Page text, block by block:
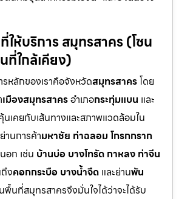
ห้บริการ สมุทรสาคร (โซน
ที่ใกล้เคียง)
หลักของเราคือจังหวัดสมุทรสาครโดย
เมืองสมุทรสาครอำเภอกระทุ่มแบน และ
นเคยกับเส้นทางและสภาพแวดล้อมใน
นการค้ามหาชัย ท่าฉลอม โกรกกราก
อก เช่น บ้านบ่อ บางโทรัด กาหลง ท่าจีน
งคอกกระบือ บางน้ำจืด และย่านพัน
พื้นที่สมุทรสาครจึงมั่นใจได้ว่าจะได้รับ